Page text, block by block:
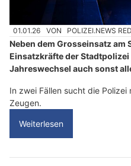
01.01.26 VON POLIZEI.NEWS
Neben dem Grosseinsatz am
Einsatzkräfte der
Jahreswechsel auch sonst
In zwei Fällen sucht die
Zeugen.
Weiterlesen